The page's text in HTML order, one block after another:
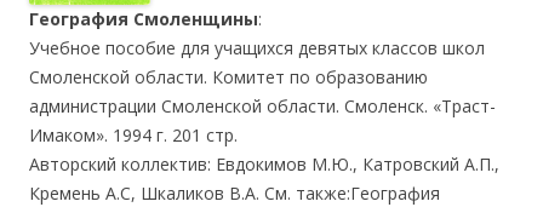
География Смоленщины:
Учебное пособие для учащихся девятых классов школ
Смоленской области. Комитет по образованию
администрации Смоленской области. Смоленск. «Траст-
Имаком». 1994 г. 201 стр.
Авторский коллектив: Евдокимов М.Ю., Катровский А.П.,
Кремень А.С, Шкаликов В.А. См. также:География